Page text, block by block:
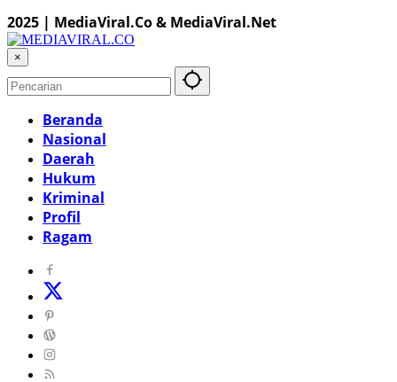
2025 | MediaViral.Co & MediaViral.Net
×
Beranda
Nasional
Daerah
Hukum
Kriminal
Profil
Ragam